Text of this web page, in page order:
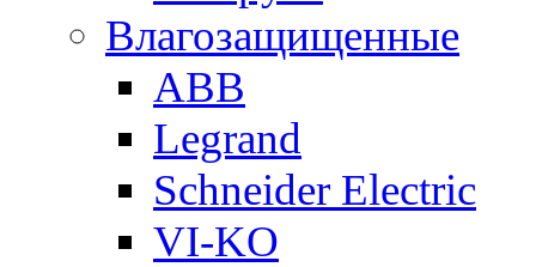
Влагозащищенные
ABB
Legrand
Schneider Electric
VI-KO